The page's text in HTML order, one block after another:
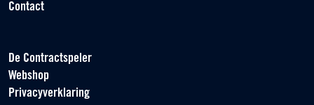
Contact
De Contractspeler
Webshop
Privacyverklaring